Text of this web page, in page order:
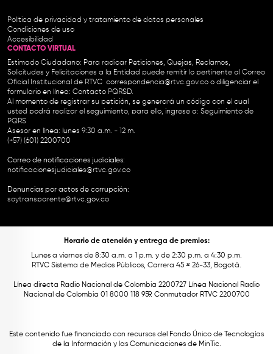
Política de privacidad y tratamiento de datos personales
Condiciones de uso
Accesibilidad
CONTACTO VIRTUAL
Estimado Ciudadano: Para radicar Peticiones, Quejas, Reclamos,
Solicitudes y Felicitaciones a la Entidad puede remitir lo pertinente al Correo
Oficial Institucional de RTVC correspondencia@rtvc.gov.co o diligenciar el
formulario en línea: Contacto PQRSD.
Al momento de registrar su petición, se generará un código con el cual
usted podrá realizar el seguimiento, para ello, ingrese a: Seguimiento de
PQRS
Asesor en línea: lunes 9:30 a.m. - 12 m.
(+57) (601) 2200700
Correo de notificaciones judiciales:
notificacionesjudiciales@rtvc.gov.co
Denuncias por actos de corrupción:
soytransparente@rtvc.gov.co
Horario de atención y entrega de premios:
Lunes a viernes de 8:30 a.m. a 1 p.m. y de 2:30 p.m. a 4:30 p.m.
RTVC Sistema de Medios Públicos, Carrera 45 # 26-33, Bogotá.
Línea directa Radio Nacional de Colombia 2200727 Línea Nacional Radio
Nacional de Colombia 01 8000 118 959. Conmutador RTVC 2200700
Este contenido fue financiado con recursos del Fondo Único de Tecnologías
de la Información y las Comunicaciones de MinTic.